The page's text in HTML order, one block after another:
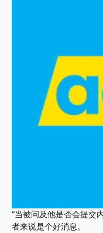
“当被问及他是否会提交
者来说是个好消息。